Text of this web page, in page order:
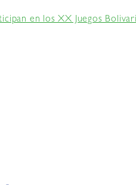
en los XX Juegos